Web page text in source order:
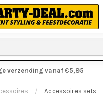
verzending vanaf €5,95
/ Accessoires sets